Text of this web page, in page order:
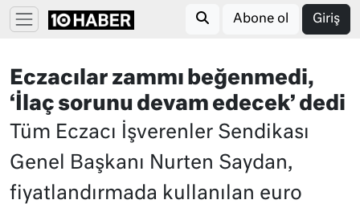
Abone ol Giriş
Eczacılar zammı beğenmedi,
‘İlaç sorunu devam edecek’ dedi
Tüm Eczacı İşverenler Sendikası
Genel Başkanı Nurten Saydan,
fiyatlandırmada kullanılan euro